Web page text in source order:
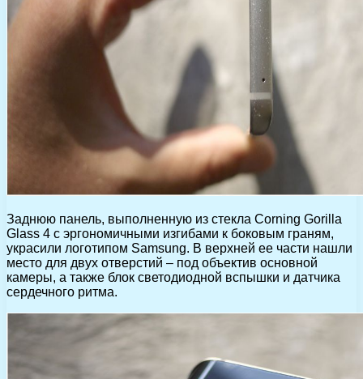
Заднюю панель, выполненную из стекла Corning Gorilla
Glass 4 с эргономичными изгибами к боковым граням,
украсили логотипом Samsung. В верхней ее части нашли
место для двух отверстий – под объектив основной
камеры, а также блок светодиодной вспышки и датчика
сердечного ритма.